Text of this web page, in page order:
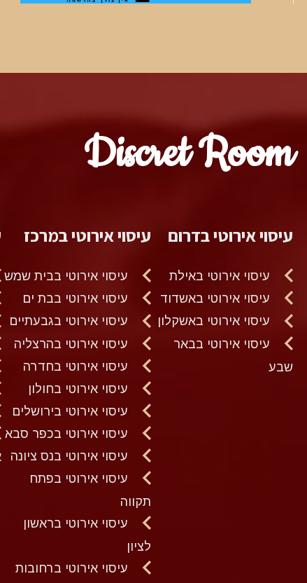
Discret Room
עיסוי אירוטי בדרום
עיסוי אירוטי באילת
עיסוי אירוטי באשדוד
עיסוי אירוטי באשקלון
עיסוי אירוטי בבאר
שבע
עיסוי אירוטי במרכז
עיסוי אירוטי בבית שמש
עיסוי אירוטי בבת ים
עיסוי אירוטי בגבעתיים
עיסוי אירוטי בהרצליה
עיסוי אירוטי בחדרה
עיסוי אירוטי בחולון
עיסוי אירוטי בירושלים
עיסוי אירוטי בכפר סבא
עיסוי אירוטי בנס ציונה
עיסוי אירוטי בפתח
תקווה
עיסוי אירוטי בראשון
לציון
עיסוי אירוטי ברחובות